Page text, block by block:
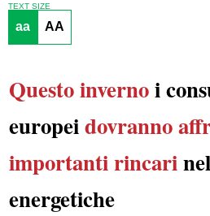
TEXT SIZE
aa AA
Questo invernoi
europeidovranno
importantirincari
energetiche